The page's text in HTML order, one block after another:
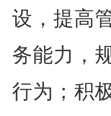
设，提高
务能力，
行为；积